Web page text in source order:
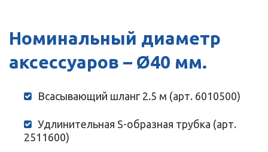
Номинальный диаметр
аксессуаров – Ø40 мм.
Всасывающий шланг 2.5 м (арт. 6010500)
Удлинительная S-образная трубка (арт.
2511600)